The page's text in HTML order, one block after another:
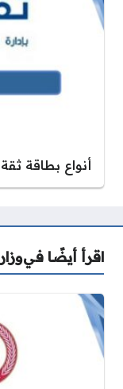
أنواع بطاقة
اقرأ أيضًا في